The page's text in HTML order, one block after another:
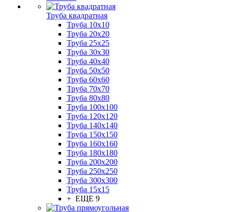
Труба квадратная
Труба 10x10
Труба 20x20
Труба 25x25
Труба 30x30
Труба 40x40
Труба 50x50
Труба 60x60
Труба 70x70
Труба 80x80
Труба 100x100
Труба 120x120
Труба 140x140
Труба 150x150
Труба 160x160
Труба 180x180
Труба 200x200
Труба 250x250
Труба 300x300
Труба 15x15
+ ЕЩЕ 9